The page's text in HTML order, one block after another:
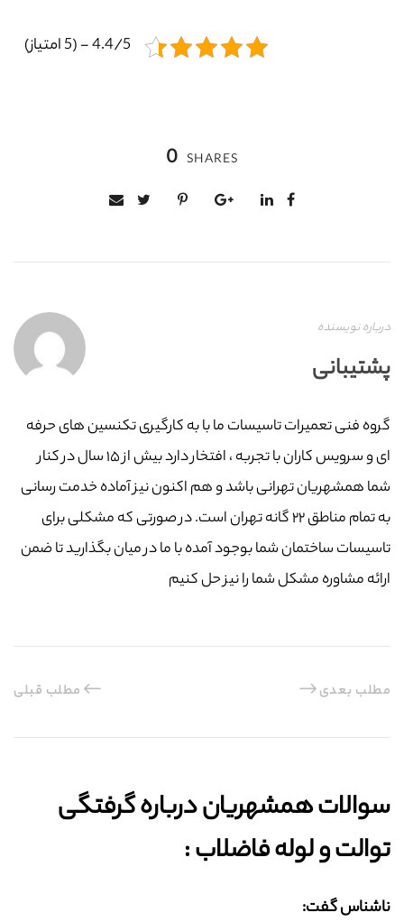
4.4/5 - (5 امتیاز)
0 SHARES
درباره نویسنده
پشتیبانی
گروه فنی تعمیرات تاسیسات ما با به‌ کارگیری تکنسین های حرفه
ای و سرویس کاران با تجربه ، افتخار دارد بیش از ۱۵ سال در کنار
شما همشهریان تهرانی باشد و هم اکنون نیز آماده خدمت رسانی
به تمام مناطق ۲۲ گانه تهران است. در صورتی که مشکلی برای
تاسیسات ساختمان شما بوجود آمده با ما در میان بگذارید تا ضمن
ارائه مشاوره مشکل شما را نیز حل کنیم
مطلب قبلی مطلب بعدی
سوالات همشهریان درباره گرفتگی
توالت و لوله فاضلاب :‌
ناشناس گفت: